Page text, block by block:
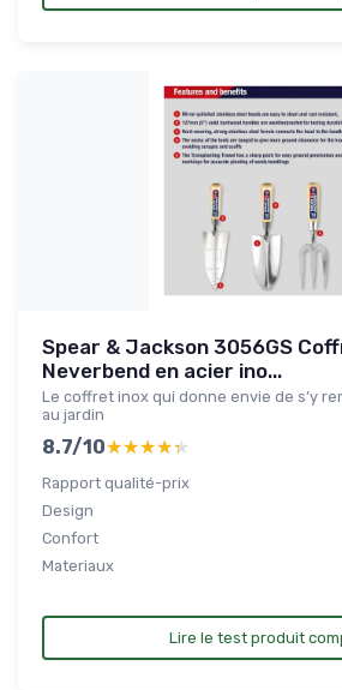
Spear & Jackson 3056GS
Neverbend en acier ino...
Le coffret inox qui donne envie de s’y
au jardin
8.7/10★★★★★
★★★★★
Rapport qualité-prix
Design
Confort
Materiaux
Lire le test produit